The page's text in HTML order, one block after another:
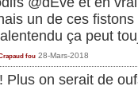
un de ces
ça peut
fou 28-Mars-2018
Plus on serait de